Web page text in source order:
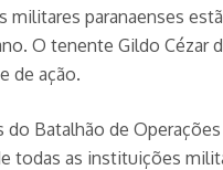
paranaenses
O tenente Gildo Cézar
de ação.
Batalhão de
as instituições